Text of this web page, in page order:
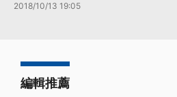
2018/10/13 19:05
編輯推薦